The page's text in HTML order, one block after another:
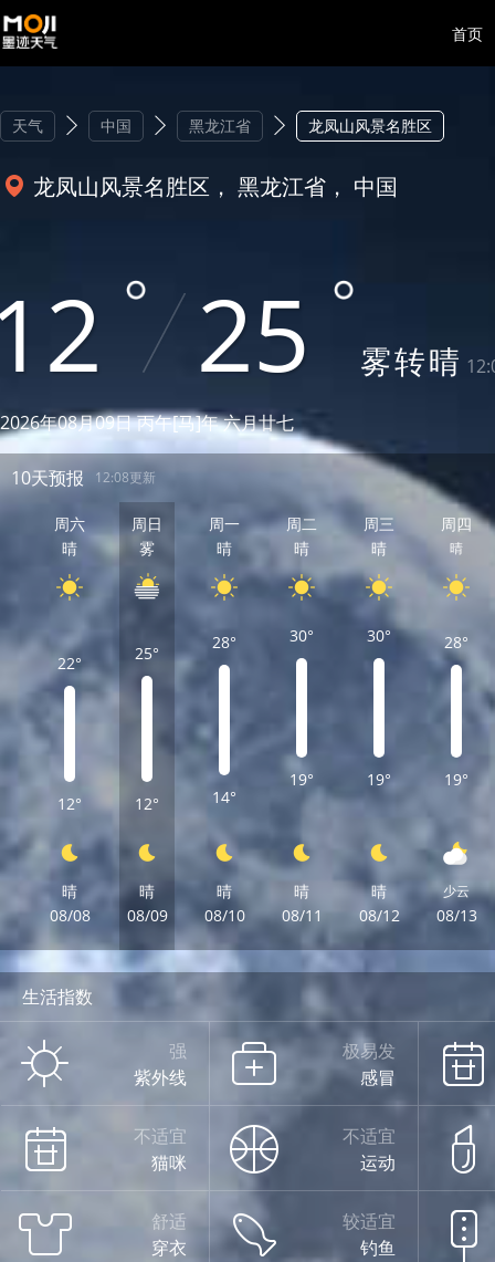
首页
天气 中国 黑龙江省 龙凤山风景名胜区
龙凤山风景名胜区， 黑龙江省， 中国
25 雾转晴
2026年08月09日 丙午[马]年 六月廿七
10天预报 12:08更新
周六
晴
22°
12°
晴
08/08
周日
雾
25°
12°
晴
08/09
周一
晴
28°
14°
晴
08/10
周二
晴
30°
19°
晴
08/11
周三
晴
30°
19°
晴
08/12
周四
晴
28°
19°
少云
08/13
生活指数
强
紫外线
极易发
感冒
不适宜
猫咪
不适宜
运动
舒适
穿衣
较适宜
钓鱼